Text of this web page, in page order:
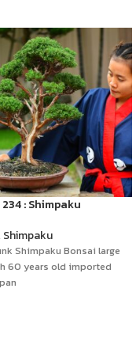
234 : Shimpaku
Shimpaku
Shimpaku Bonsai large
60 years old imported